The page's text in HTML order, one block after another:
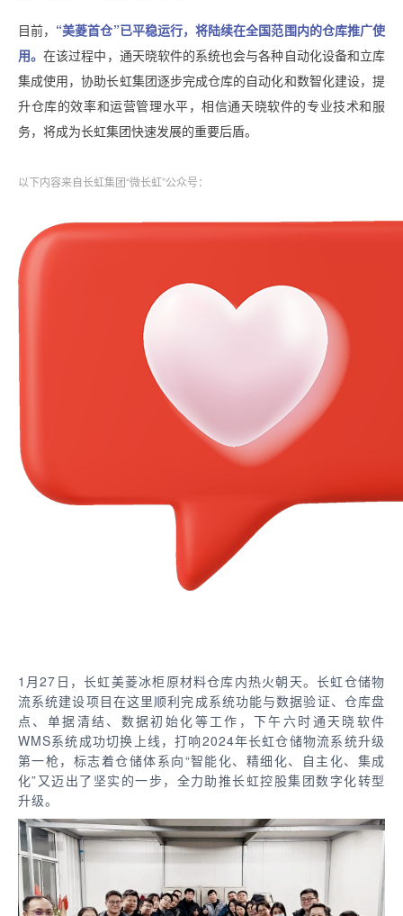
目前， “美菱首仓”已平稳运行，将陆续在全国范围内的仓库推广使
用。在该过程中，通天晓软件的系统也会与各种自动化设备和立库
集成使用，协助长虹集团逐步完成仓库的自动化和数智化建设，提
升仓库的效率和运营管理水平，相信通天晓软件的专业技术和服
务，将成为长虹集团快速发展的重要后盾。
以下内容来自长虹集团“微长虹”公众号：
1月27日，长虹美菱冰柜原材料仓库内热火朝天。长虹仓储物
流系统建设项目在这里顺利完成系统功能与数据验证、仓库盘
点、单据清结、数据初始化等工作，下午六时通天晓软件
WMS系统成功切换上线，打响2024年长虹仓储物流系统升级
第一枪，标志着仓储体系向“智能化、精细化、自主化、集成
化”又迈出了坚实的一步，全力助推长虹控股集团数字化转型
升级。